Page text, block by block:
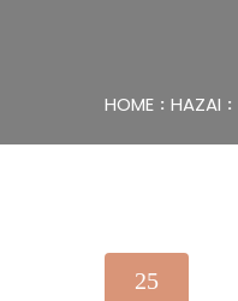
HOME HAZAI
25